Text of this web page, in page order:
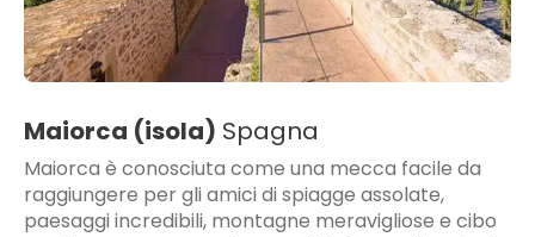
Maiorca (isola) Spagna
Maiorca è conosciuta come una mecca facile da
raggiungere per gli amici di spiagge assolate,
paesaggi incredibili, montagne meravigliose e cibo